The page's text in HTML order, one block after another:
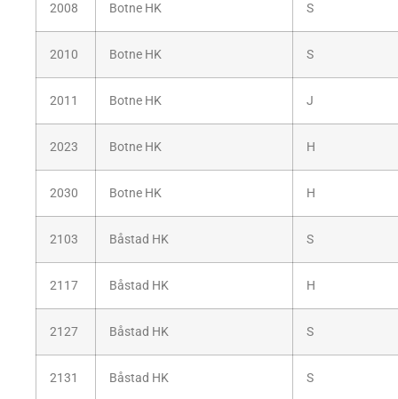
2008 Botne HK S
2010 Botne HK S
2011 Botne HK J
2023 Botne HK H
2030 Botne HK H
2103 Båstad HK S
2117 Båstad HK H
2127 Båstad HK S
2131 Båstad HK S